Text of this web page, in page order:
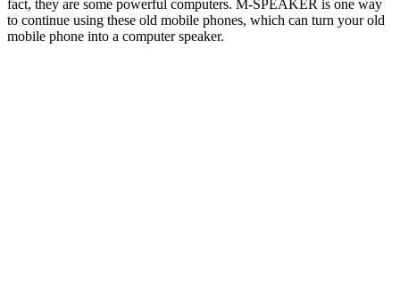
fact, they are some powerful computers. M-SPEAKER is one way
to continue using these old mobile phones, which can turn your old
mobile phone into a computer speaker.